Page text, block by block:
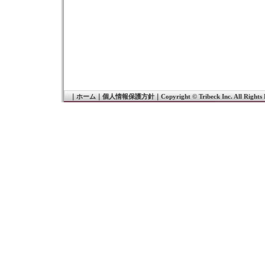
ホーム｜ 個人情報保護方針｜ Copyright © Tribeck Inc. All Rights